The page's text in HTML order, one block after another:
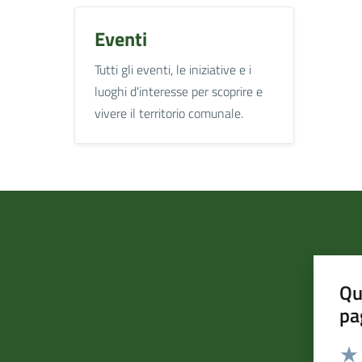
Eventi
Tutti gli eventi, le iniziative e i
luoghi d'interesse per scoprire e
vivere il territorio comunale.